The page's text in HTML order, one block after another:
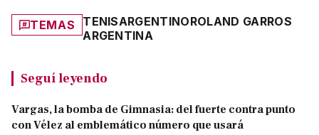
TEMAS TENISARGENTINOROLAND GARROS
ARGENTINA
Seguí leyendo
Vargas, la bomba de Gimnasia: del fuerte contra punto
con Vélez al emblemático número que usará